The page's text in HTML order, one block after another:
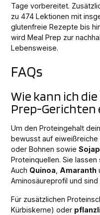
Tage vorbereitet.
zu 474 Lektionen mit
glutenfreie Rezepte bis
wird Meal Prep zur
Lebensweise.
FAQs
Wie kann ich
Prep-Gerichten
Um den Proteingehalt
bewusst auf eiweißreiche
oder Bohnen sowie
Proteinquellen. Sie
Auch Quinoa Amaranth
Aminosäureprofil und
Für zusätzlichen
Kürbiskerne) oder